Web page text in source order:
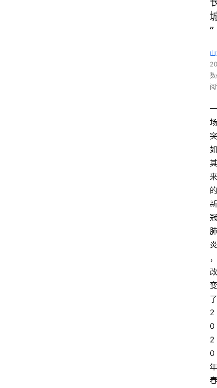
”
一
场
突
如
其
来
的
新
冠
肺
炎
，
改
变
了
2
0
2
0
年
春